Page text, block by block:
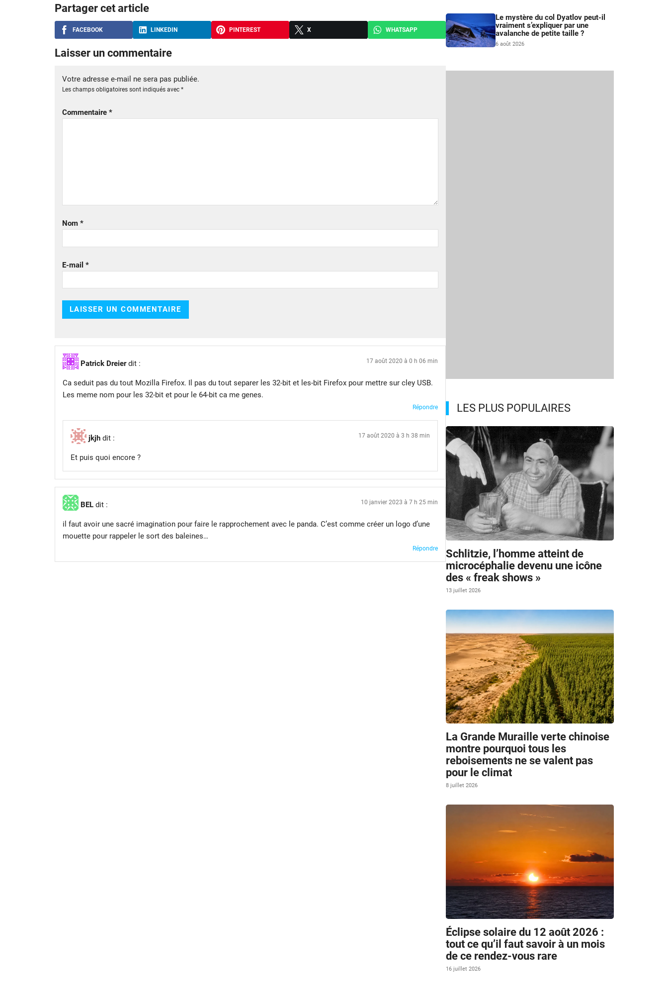
Partager cet article
FACEBOOK LINKEDIN PINTEREST X WHATSAPP
Laisser un commentaire
Votre adresse e-mail ne sera pas publiée.
Les champs obligatoires sont indiqués avec *
Commentaire *
Nom *
E-mail *
Patrick Dreier dit : 17 août 2020 à 0 h 06 min
Ca seduit pas du tout Mozilla Firefox. Il pas du tout separer les 32-bit et les-bit Firefox pour mettre sur cley USB.
Les meme nom pour les 32-bit et pour le 64-bit ca me genes.
Répondre
jkjh dit : 17 août 2020 à 3 h 38 min
Et puis quoi encore ?
BEL dit : 10 janvier 2023 à 7 h 25 min
il faut avoir une sacré imagination pour faire le rapprochement avec le panda. C’est comme créer un logo d’une
mouette pour rappeler le sort des baleines…
Répondre
Le mystère du col Dyatlov peut-il
vraiment s’expliquer par une
avalanche de petite taille ?
6 août 2026
LES PLUS POPULAIRES
Schlitzie, l’homme atteint de
microcéphalie devenu une icône
des « freak shows »
13 juillet 2026
La Grande Muraille verte chinoise
montre pourquoi tous les
reboisements ne se valent pas
pour le climat
8 juillet 2026
Éclipse solaire du 12 août 2026 :
tout ce qu’il faut savoir à un mois
de ce rendez-vous rare
16 juillet 2026